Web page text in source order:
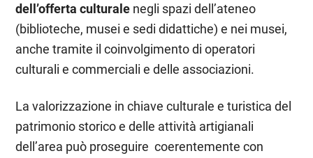
dell’offerta culturale negli spazi dell’ateneo
(biblioteche, musei e sedi didattiche) e nei musei,
anche tramite il coinvolgimento di operatori
culturali e commerciali e delle associazioni.
La valorizzazione in chiave culturale e turistica del
patrimonio storico e delle attività artigianali
dell’area può proseguire coerentemente con